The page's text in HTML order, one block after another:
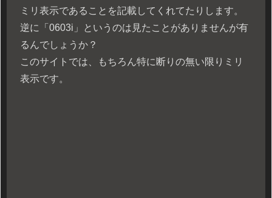
ミリ表示であることを記載してくれてたりします。
逆に「0603i」というのは見たことがありませんが有
るんでしょうか？
このサイトでは、もちろん特に断りの無い限りミリ
表示です。